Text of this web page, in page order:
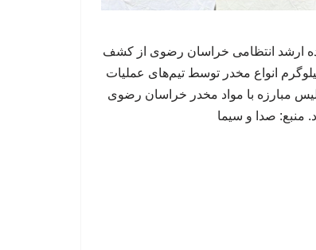
ارشد انتظامی خراسان رضوی از کشف
کیلوگرم انواع مخدر توسط تیم‌های عملیات
مبارزه با مواد مخدر خراسان رضوی
منبع: صدا و سیما